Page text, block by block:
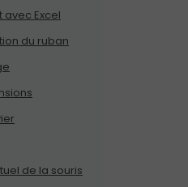
Excel
du ruban
de la souris